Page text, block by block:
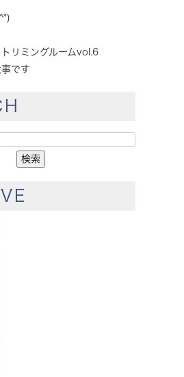
リミングルームvol.6
です